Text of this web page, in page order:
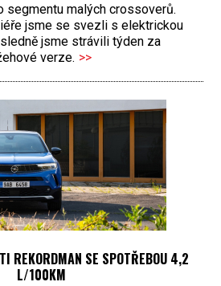
segmentu malých crossoverů.
jsme se svezli s elektrickou
jsme strávili týden za
verze. >>
REKORDMAN SE SPOTŘEBOU 4,2
L/100KM